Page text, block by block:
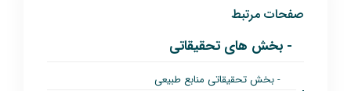
صفحات مرتبط
- بخش های تحقیقاتی
- بخش تحقیقاتی منابع طبیعی